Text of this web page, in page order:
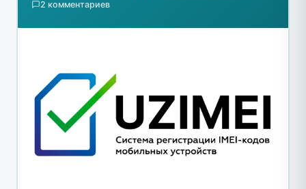
2 комментариев